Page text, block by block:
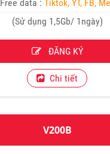
Free data : Tiktok, YT, FB,
(Sử dụng 1,5Gb/ 1ngày)
ĐĂNG KÝ
Chi tiết
V200B